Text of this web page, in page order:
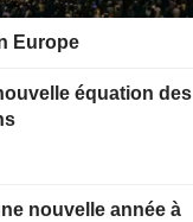
Europe
équation des